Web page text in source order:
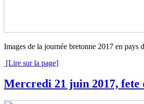
Images de la journée bretonne 2017 en pays
[Lire sur la page]
Mercredi 21 juin 2017, fete